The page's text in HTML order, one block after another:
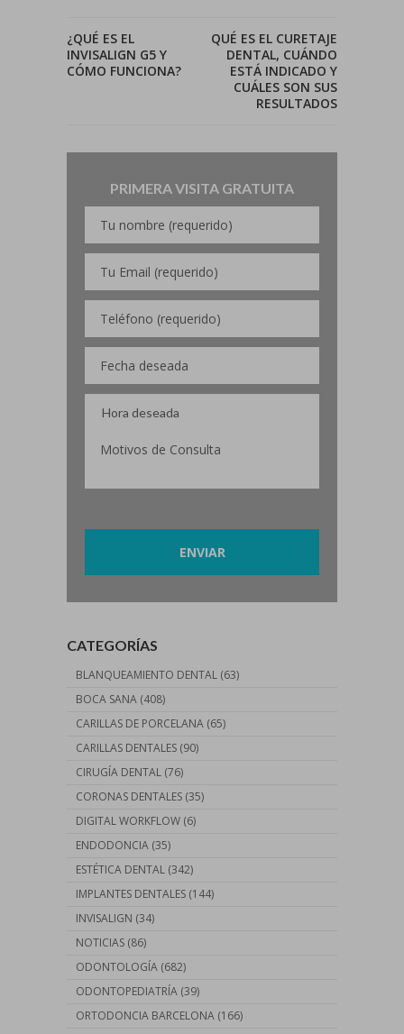
¿QUÉ ES EL
INVISALIGN G5 Y
CÓMO FUNCIONA?
QUÉ ES EL CURETAJE
DENTAL, CUÁNDO
ESTÁ INDICADO Y
CUÁLES SON SUS
RESULTADOS
PRIMERA VISITA GRATUITA
CATEGORÍAS
BLANQUEAMIENTO DENTAL (63)
BOCA SANA (408)
CARILLAS DE PORCELANA (65)
CARILLAS DENTALES (90)
CIRUGÍA DENTAL (76)
CORONAS DENTALES (35)
DIGITAL WORKFLOW (6)
ENDODONCIA (35)
ESTÉTICA DENTAL (342)
IMPLANTES DENTALES (144)
INVISALIGN (34)
NOTICIAS (86)
ODONTOLOGÍA (682)
ODONTOPEDIATRÍA (39)
ORTODONCIA BARCELONA (166)